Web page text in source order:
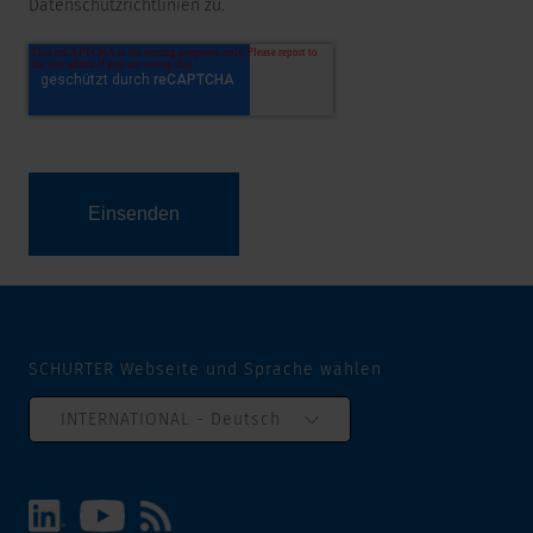
Datenschutzrichtlinien zu.
SCHURTER Webseite und Sprache wählen
INTERNATIONAL - Deutsch